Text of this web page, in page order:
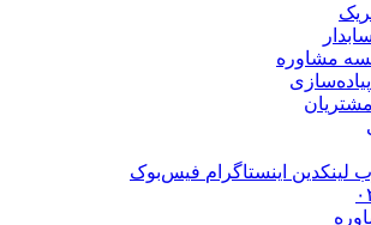
مشاوره
لینکدین اینستاگرام فیس‌بوک